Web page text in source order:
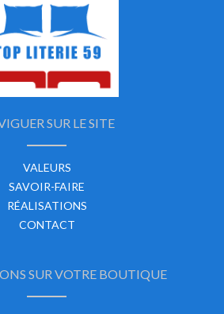
SUR LE SITE
VALEURS
SAVOIR-FAIRE
RÉALISATIONS
CONTACT
SUR VOTRE BOUTIQUE